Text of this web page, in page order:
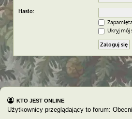
Hasło:
Ukryj mój
KTO JEST ONLINE
Użytkownicy przeglądający to forum: